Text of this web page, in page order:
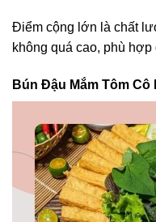
Điểm cộng lớn là chất
không quá cao, phù
Bún Đậu Mắm Tôm Cô